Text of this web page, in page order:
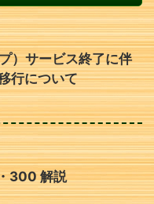
）サービス終了に伴
行について
300 解説